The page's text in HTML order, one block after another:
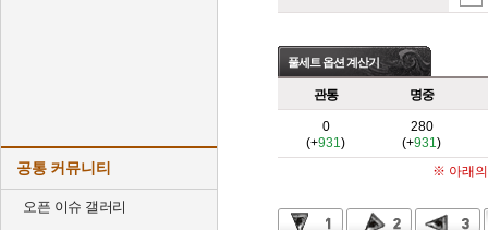
공통 커뮤니티
오픈 이슈 갤러리
풀세트 옵션 계산기
관통 명중
0
(+931)
280
(+931)
※ 아래의